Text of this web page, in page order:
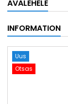
AVALEHELE
INFORMATION
Uus
Otsas